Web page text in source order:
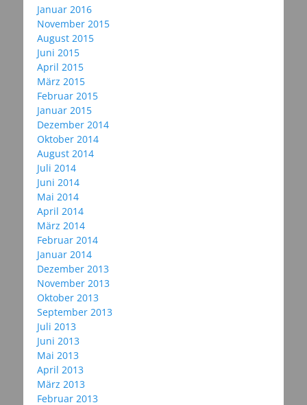
Januar 2016
November 2015
August 2015
Juni 2015
April 2015
März 2015
Februar 2015
Januar 2015
Dezember 2014
Oktober 2014
August 2014
Juli 2014
Juni 2014
Mai 2014
April 2014
März 2014
Februar 2014
Januar 2014
Dezember 2013
November 2013
Oktober 2013
September 2013
Juli 2013
Juni 2013
Mai 2013
April 2013
März 2013
Februar 2013